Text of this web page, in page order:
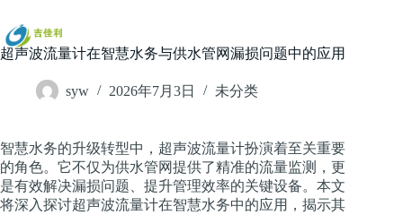
过
内
容
超声波流量计在智慧水务与供水管网漏损问题中的应用
syw 2026年7月3日 未分类
智慧水务的升级转型中，超声波流量计扮演着至关重要
的角色。它不仅为供水管网提供了精准的流量监测，更
是有效解决漏损问题、提升管理效率的关键设备。本文
将深入探讨超声波流量计在智慧水务中的应用，揭示其